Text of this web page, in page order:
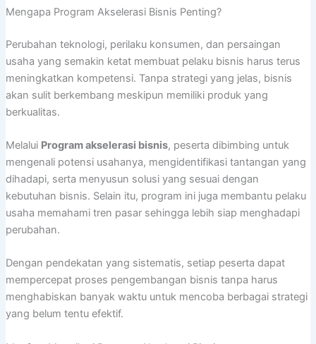
Mengapa Program Akselerasi Bisnis Penting?
Perubahan teknologi, perilaku konsumen, dan persaingan
usaha yang semakin ketat membuat pelaku bisnis harus terus
meningkatkan kompetensi. Tanpa strategi yang jelas, bisnis
akan sulit berkembang meskipun memiliki produk yang
berkualitas.
Melalui Program akselerasi bisnis, peserta dibimbing untuk
mengenali potensi usahanya, mengidentifikasi tantangan yang
dihadapi, serta menyusun solusi yang sesuai dengan
kebutuhan bisnis. Selain itu, program ini juga membantu pelaku
usaha memahami tren pasar sehingga lebih siap menghadapi
perubahan.
Dengan pendekatan yang sistematis, setiap peserta dapat
mempercepat proses pengembangan bisnis tanpa harus
menghabiskan banyak waktu untuk mencoba berbagai strategi
yang belum tentu efektif.